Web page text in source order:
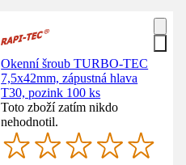
Okenní šroub TURBO-TEC
7,5x42mm, zápustná hlava
T30, pozink 100 ks
Toto zboží zatím nikdo
nehodnotil.